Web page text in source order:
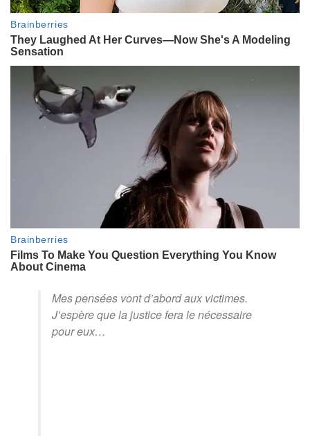
Mes pensées vont d’abord aux victimes.
J’espère que la justice fera le nécessaire
pour eux…